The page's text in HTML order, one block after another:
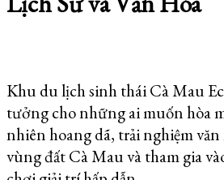
Khu du lịch sinh thái Cà Mau
tưởng cho những ai muốn hòa
nhiên hoang dã, trải nghiệm văn
vùng đất Cà Mau và tham gia